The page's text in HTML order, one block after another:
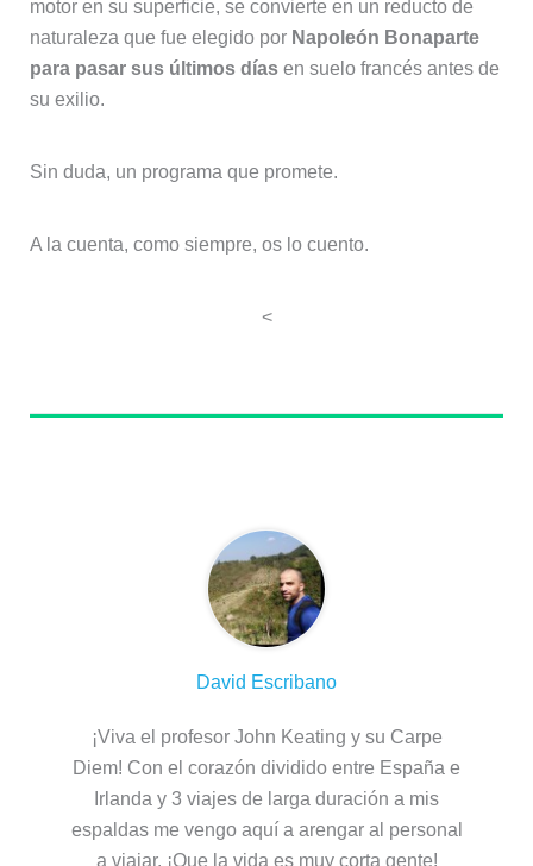
motor en su superficie, se convierte en un reducto de
naturaleza que fue elegido por Napoleón Bonaparte
para pasar sus últimos díasen suelo francés antes de
su exilio.
Sin duda, un programa que promete.
A la cuenta, como siempre, os lo cuento.
<
David Escribano
¡Viva el profesor John Keating y su Carpe
Diem! Con el corazón dividido entre España e
Irlanda y 3 viajes de larga duración a mis
espaldas me vengo aquí a arengar al personal
a viajar. ¡Que la vida es muy corta gente!